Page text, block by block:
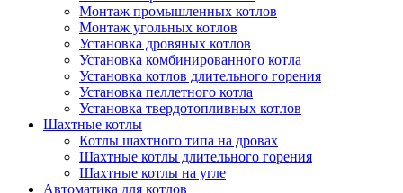
Монтаж промышленных котлов
Монтаж угольных котлов
Установка дровяных котлов
Установка комбинированного котла
Установка котлов длительного горения
Установка пеллетного котла
Установка твердотопливных котлов
Шахтные котлы
Котлы шахтного типа на дровах
Шахтные котлы длительного горения
Шахтные котлы на угле
Автоматика для котлов